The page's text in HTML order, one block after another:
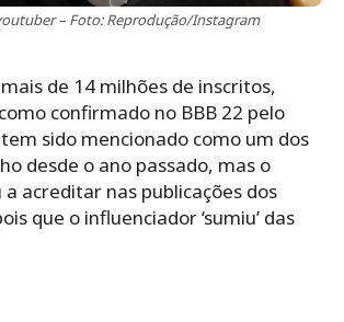
– Foto: Reprodução/Instagram
de 14 milhões de inscritos,
confirmado no BBB 22 pelo
sido mencionado como um dos
desde o ano passado, mas o
a acreditar nas publicações dos
que o influenciador ‘sumiu’ das